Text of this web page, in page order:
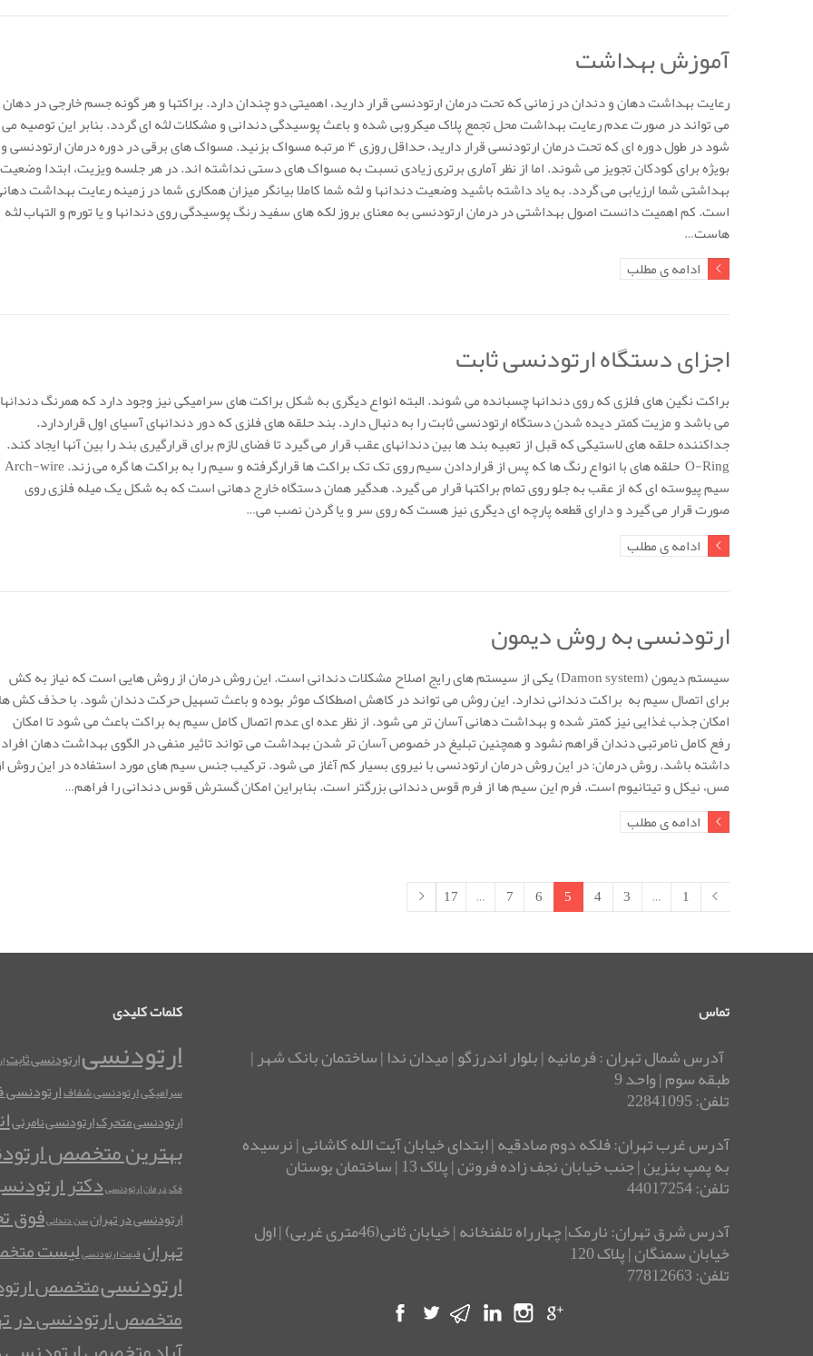
آموزش بهداشت
رعایت بهداشت دهان و دندان در زمانی که تحت درمان ارتودنسی قرار دارید، اهمیتی دو چندان دارد. براکتها و هر گونه جسم خارجی در دهان
می تواند در صورت عدم رعایت بهداشت محل تجمع پلاک میکروبی شده و باعث پوسیدگی دندانی و مشکلات لثه ای گردد. بنابر این توصیه می
شود در طول دوره ای که تحت درمان ارتودنسی قرار دارید، حداقل روزی ۴ مرتبه مسواک بزنید. مسواک های برقی در دوره درمان ارتودنسی و
بویژه برای کودکان تجویز می شوند. اما از نظر آماری برتری زیادی نسبت به مسواک های دستی نداشته اند. در هر جلسه ویزیت، ابتدا وضعیت
بهداشتی شما ارزیابی می گردد. به یاد داشته باشید وضعیت دندانها و لثه شما کاملا بیانگر میزان همکاری شما در زمینه رعایت بهداشت
است. کم اهمیت دانست اصول بهداشتی در درمان ارتودنسی به معنای بروز لکه های سفید رنگ پوسیدگی روی دندانها و یا تورم و التهاب لثه
هاست…
ادامه ی مطلب
اجزای دستگاه ارتودنسی ثابت
براکت نگین های فلزی که روی دندانها چسبانده می شوند. البته انواع دیگری به شکل براکت های سرامیکی نیز وجود دارد که همرنگ دندانها
می باشد و مزیت کمتر دیده شدن دستگاه ارتودنسی ثابت را به دنبال دارد. بند حلقه های فلزی که دور دندانهای آسیای اول قراردارد.
جداکننده حلقه های لاستیکی که قبل از تعبیه بند ها بین دندانهای عقب قرار می گیرد تا فضای لازم برای قرارگیری بند را بین آنها ایجاد کند.
O-Ring حلقه های با انواع رنگ ها که پس از قراردادن سیم روی تک تک براکت ها قرارگرفته و سیم را به براکت ها گره می زند. Arch-wire
سیم پیوسته ای که از عقب به جلو روی تمام براکتها قرار می گیرد. هدگیر همان دستگاه خارج دهانی است که به شکل یک میله فلزی روی
صورت قرار می گیرد و دارای قطعه پارچه ای دیگری نیز هست که روی سر و یا گردن نصب می…
ادامه ی مطلب
ارتودنسی به روش دیمون
سیستم دیمون (Damon system) یکی از سیستم های رایج اصلاح مشکلات دندانی است. این روش درمان از روش هایی است که نیاز به کش
برای اتصال سیم به براکت دندانی ندارد. این روش می تواند در کاهش اصطکاک موثر بوده و باعث تسهیل حرکت دندان شود. با حذف کش
امکان جذب غذایی نیز کمتر شده و بهداشت دهانی آسان تر می شود. از نظر عده ای عدم اتصال کامل سیم به براکت باعث می شود تا امکان
رفع کامل نامرتبی دندان قراهم نشود و همچنین تبلیغ در خصوص آسان تر شدن بهداشت می تواند تاثیر منفی در الگوی بهداشت دهان افراد
داشته باشد. روش درمان: در این روش درمان ارتودنسی با نیروی بسیار کم آغاز می شود. ترکیب جنس سیم های مورد استفاده در این روش
مس، نیکل و تیتانیوم است. فرم این سیم ها از فرم قوس دندانی بزرگتر است. بنابراین امکان گسترش قوس دندانی را فراهم…
ادامه ی مطلب
1
…
3
4
5
6
7
…
17
تماس
آدرس شمال تهران : فرمانیه | بلوار اندرزگو | میدان ندا | ساختمان بانک شهر |
طبقه سوم | واحد 9
تلفن: 22841095
آدرس غرب تهران: فلکه دوم صادقیه | ابتدای خیابان آیت الله کاشانی | نرسیده
به پمپ بنزین | جنب خیابان نجف زاده فروتن | پلاک 13 | ساختمان بوستان
تلفن: 44017254
آدرس شرق تهران: نارمک| چهارراه تلفنخانه | خیابان ثانی(46متری غربی) | اول
خیابان سمنگان | پلاک 120
تلفن: 77812663
کلمات کلیدی
ارتودنسیارتودنسی ثابت
سرامیکیارتودنسی شفافارتودنسی
ارتودنسی متحرکارتودنسی نامرئی
بهترین متخصص
فکدرمان ارتودنسیدکتر
ارتودنسی در تهرانسن دندانیفوق
تهرانقیمت ارتودنسیلیست
ارتودنسیمتخصص
متخصص ارتودنسی در